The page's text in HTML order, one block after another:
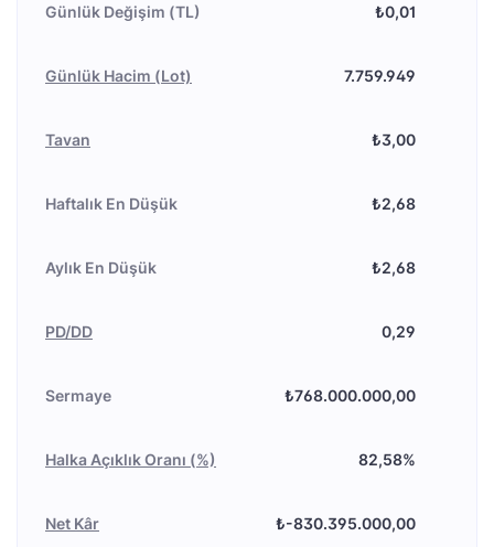
Günlük Değişim (TL) ₺0,01
Günlük Hacim (Lot) 7.759.949
Tavan ₺3,00
Haftalık En Düşük ₺2,68
Aylık En Düşük ₺2,68
PD/DD 0,29
Sermaye ₺768.000.000,00
Halka Açıklık Oranı (%) 82,58%
Net Kâr ₺-830.395.000,00